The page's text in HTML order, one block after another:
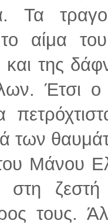
Τα
αίμα
και της
των
Μάνου
στη
τους.